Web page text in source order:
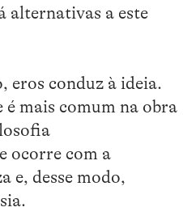
alternativas a este
eros conduz à ideia.
mais comum na obra
ocorre com a
e, desse modo,